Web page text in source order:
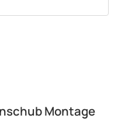
Montage